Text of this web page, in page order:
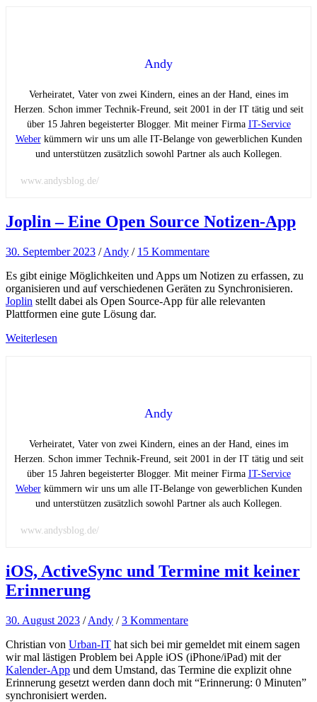
Andy
Verheiratet, Vater von zwei Kindern, eines an der Hand, eines im
Herzen. Schon immer Technik-Freund, seit 2001 in der IT tätig und seit
über 15 Jahren begeisterter Blogger. Mit meiner Firma IT-Service
Weberkümmern wir uns um alle IT-Belange von gewerblichen Kunden
und unterstützen zusätzlich sowohl Partner als auch Kollegen.
www.andysblog.de/
Joplin – Eine Open Source Notizen-App
30. September 2023 /Andy / 15 Kommentare
Es gibt einige Möglichkeiten und Apps um Notizen zu erfassen, zu
organisieren und auf verschiedenen Geräten zu Synchronisieren.
Joplin stellt dabei als Open Source-App für alle relevanten
Plattformen eine gute Lösung dar.
Weiterlesen
Andy
Verheiratet, Vater von zwei Kindern, eines an der Hand, eines im
Herzen. Schon immer Technik-Freund, seit 2001 in der IT tätig und seit
über 15 Jahren begeisterter Blogger. Mit meiner Firma IT-Service
Weberkümmern wir uns um alle IT-Belange von gewerblichen Kunden
und unterstützen zusätzlich sowohl Partner als auch Kollegen.
www.andysblog.de/
iOS, ActiveSync und Termine mit keiner
Erinnerung
30. August 2023 /Andy /3 Kommentare
Christian von Urban-IT hat sich bei mir gemeldet mit einem sagen
wir mal lästigen Problem bei Apple iOS (iPhone/iPad) mit der
Kalender-App und dem Umstand, das Termine die explizit ohne
Erinnerung gesetzt werden dann doch mit “Erinnerung: 0 Minuten”
synchronisiert werden.